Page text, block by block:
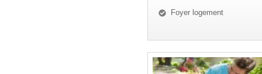
Foyer logement